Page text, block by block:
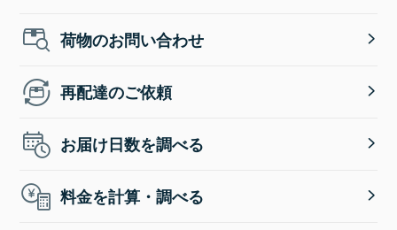
荷物のお問い合わせ
再配達のご依頼
お届け日数を調べる
料金を計算・調べる